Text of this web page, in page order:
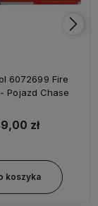
6072699 Fire
Pojazd Chase
zł
koszyka